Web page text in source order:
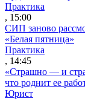
Практика
, 15:00
СИП заново
«Белая пятница»
Практика
, 14:45
«Страшно — и
что роднит ее
Юрист